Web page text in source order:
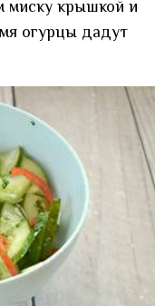
миску крышкой и
огурцы дадут